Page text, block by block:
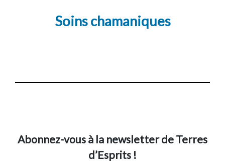
Soins chamaniques
Abonnez-vous à la newsletter de Terres
d’Esprits !